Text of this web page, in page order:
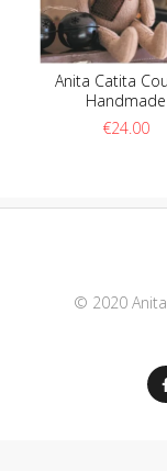
Anita Catita
Handmade
€24.00
© 2020